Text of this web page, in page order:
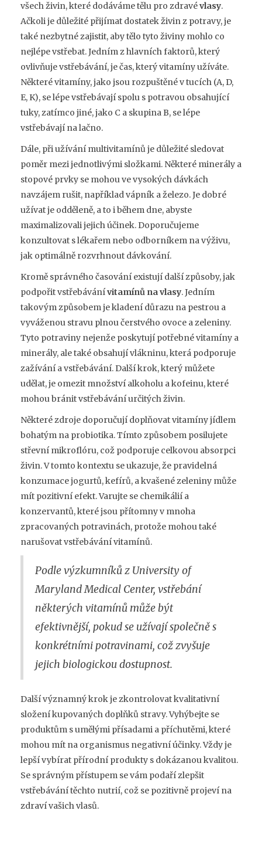
všech živin, které dodáváme tělu pro zdravévlasy.
Ačkoli je důležité přijímat dostatek živin z potravy, je
také nezbytné zajistit, aby tělo tyto živiny mohlo co
nejlépe vstřebat. Jedním z hlavních faktorů, který
ovlivňuje vstřebávání, je čas, který vitamíny užíváte.
Některé vitamíny, jako jsou rozpuštěné v tucích (A, D,
E, K), se lépe vstřebávají spolu s potravou obsahující
tuky, zatímco jiné, jako C a skupina B, se lépe
vstřebávají na lačno.
Dále, při užívání multivitamínů je důležité sledovat
poměr mezi jednotlivými složkami. Některé minerály a
stopové prvky se mohou ve vysokých dávkách
navzájem rušit, například vápník a železo. Je dobré
užívat je odděleně, a to i během dne, abyste
maximalizovali jejich účinek. Doporučujeme
konzultovat s lékařem nebo odborníkem na výživu,
jak optimálně rozvrhnout dávkování.
Kromě správného časování existují další způsoby, jak
podpořit vstřebávánívitamínů na vlasy. Jedním
takovým způsobem je kladení důrazu na pestrou a
vyváženou stravu plnou čerstvého ovoce a zeleniny.
Tyto potraviny nejenže poskytují potřebné vitamíny a
minerály, ale také obsahují vlákninu, která podporuje
zažívání a vstřebávání. Další krok, který můžete
udělat, je omezit množství alkoholu a kofeinu, které
mohou bránit vstřebávání určitých živin.
Některé zdroje doporučují doplňovat vitamíny jídlem
bohatým na probiotika. Tímto způsobem posilujete
střevní mikroflóru, což podporuje celkovou absorpci
živin. V tomto kontextu se ukazuje, že pravidelná
konzumace jogurtů, kefírů, a kvašené zeleniny může
mít pozitivní efekt. Varujte se chemikálií a
konzervantů, které jsou přítomny v mnoha
zpracovaných potravinách, protože mohou také
narušovat vstřebávání vitamínů.
Podle výzkumníků z University of
Maryland Medical Center, vstřebání
některých vitamínů může být
efektivnější, pokud se užívají společně s
konkrétními potravinami, což zvyšuje
jejich biologickou dostupnost.
Další významný krok je zkontrolovat kvalitativní
složení kupovaných doplňků stravy. Vyhýbejte se
produktům s umělými přísadami a příchutěmi, které
mohou mít na organismus negativní účinky. Vždy je
lepší vybírat přírodní produkty s dokázanou kvalitou.
Se správným přístupem se vám podaří zlepšit
vstřebávání těchto nutrií, což se pozitivně projeví na
zdraví vašich vlasů.